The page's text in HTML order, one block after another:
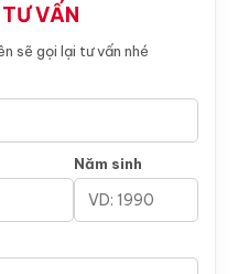
VẤN
sẽ gọi lại tư vấn nhé
Năm sinh